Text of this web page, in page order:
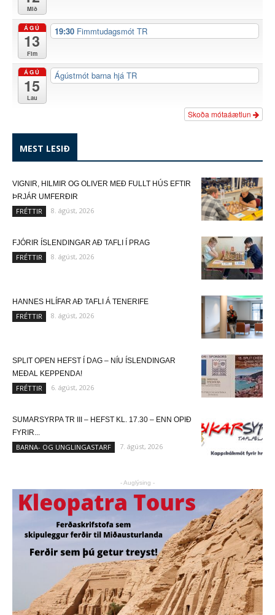
Mið
ÁGÚ
13
Fim
19:30 Fimmtudagsmót TR
ÁGÚ
15
Lau
Ágústmót barna hjá TR
Skoða mótaáætlun
MEST LESIÐ
VIGNIR, HILMIR OG OLIVER MEÐ FULLT HÚS EFTIR
ÞRJÁR UMFERÐIR
FRÉTTIR 8. ágúst, 2026
FJÓRIR ÍSLENDINGAR AÐ TAFLI Í PRAG
FRÉTTIR 8. ágúst, 2026
HANNES HLÍFAR AÐ TAFLI Á TENERIFE
FRÉTTIR 8. ágúst, 2026
SPLIT OPEN HEFST Í DAG – NÍU ÍSLENDINGAR
MEÐAL KEPPENDA!
FRÉTTIR 6. ágúst, 2026
SUMARSYRPA TR III – HEFST KL. 17.30 – ENN OPIÐ
FYRIR...
BARNA- OG UNGLINGASTARF 7. ágúst, 2026
- Auglýsing -